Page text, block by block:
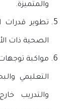
والمتميزة.
تطوير قدرات
الصحية ذات
مواكبة
التعليمي
والتدريب